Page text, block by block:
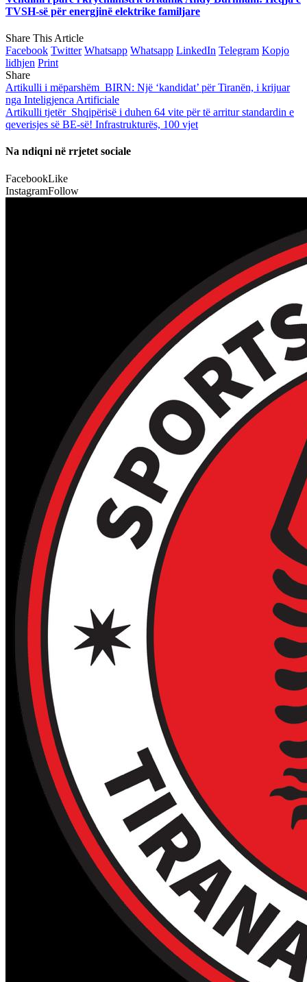
TVSH-së për energjinë elektrike familjare
Share This Article
Facebook Twitter Whatsapp Whatsapp LinkedIn Telegram Kopjo
lidhjen Print
Share
Artikulli i mëparshëm BIRN: Një ‘kandidat’ për Tiranën, i krijuar
nga Inteligjenca Artificiale
Artikulli tjetër Shqipërisë i duhen 64 vite për të arritur standardin e
qeverisjes së BE-së! Infrastrukturës, 100 vjet
Na ndiqni në rrjetet sociale
FacebookLike
InstagramFollow